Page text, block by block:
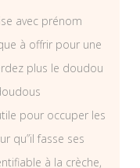
avec prénom
à offrir pour une
plus le doudou
pour occuper les
qu”il fasse ses
à la crèche,